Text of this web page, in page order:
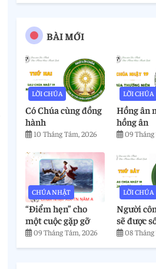
BÀI MỚI
LỜI CHÚA
Có Chúa cùng đồng
hành
10 Tháng Tám, 2026
LỜI CHÚA
Hồng ân
hồng ân
09 Tháng
CHÚA NHẬT
“Điểm hẹn” cho
một cuộc gặp gỡ
09 Tháng Tám, 2026
LỜI CHÚA
Người
sẽ được
08 Tháng